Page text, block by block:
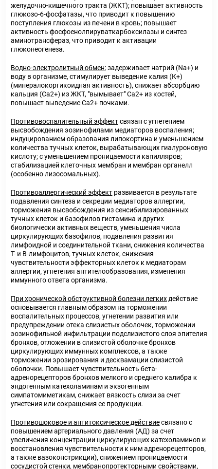
желудочно-кишечного тракта (ЖКТ); повышает активность
глюкозо-6-фосфатазы, что приводит к повышению
поступления глюкозы из печени в кровь; повышает
активность фосфоенолпируваткарбоксилазы и синтез
аминотрансфераз, что приводит к активации
глюконеогенеза.
Водно-электролитный обмен:задерживает натрий (Na+) и
воду в организме, стимулирует выведение калия (К+)
(минералокортикоидная активность), снижает абсорбцию
кальция (Са2+) из ЖКТ, "вымывает" Са2+ из костей,
повышает выведение Са2+ почками.
Противовоспалительный эффектсвязан с угнетением
высвобождения эозинофилами медиаторов воспаления;
индуцированием образования липокортина и уменьшением
количества тучных клеток, вырабатывающих гиалуроновую
кислоту; с уменьшением проницаемости капилляров;
стабилизацией клеточных мембран и мембран органелл
(особенно лизосомальных).
Противоаллергический эффект развивается в результате
подавления синтеза и секреции медиаторов аллергии,
торможения высвобождения из сенсибилизированных
тучных клеток и базофилов гистамина и других
биологически активных веществ, уменьшения числа
циркулирующих базофилов, подавления развития
лимфоидной и соединительной ткани, снижения количества
Т- и В-лимфоцитов, тучных клеток, снижения
чувствительности эффекторных клеток к медиаторам
аллергии, угнетения антителообразования, изменения
иммунного ответа организма.
При хронической обструктивной болезни легких действие
основывается главным образом на торможении
воспалительных процессов, угнетении развития или
предупреждении отека слизистых оболочек, торможении
эозинофильной инфильтрации подслизистого слоя эпителия
бронхов, отложении в слизистой оболочке бронхов
циркулирующих иммунных комплексов, а также
торможении эрозирования и десквамации слизистой
оболочки. Повышает чувствительность бета-
адренорецепторов бронхов мелкого и среднего калибра к
эндогенным катехоламинам и экзогенным
симпатомиметикам, снижает вязкость слизи за счет
угнетения или сокращения ее продукции.
Противошоковое и антитоксическое действиесвязано с
повышением артериального давления (АД) за счет
увеличения концентрации циркулирующих катехоламинов и
восстановления чувствительности к ним адренорецепторов,
а также вазоконстрикции), снижением проницаемости
сосудистой стенки, мембранопротекторными свойствами,